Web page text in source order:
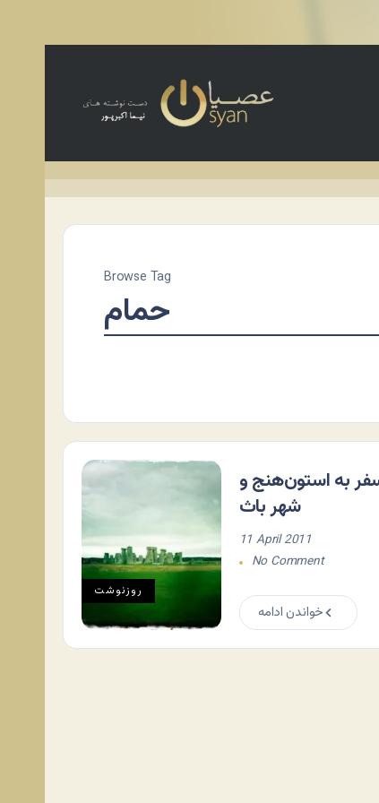
Browse Tag
حمام
روزنوشت
به استون‌هنج و
شهر باث
11 April 2011
No Comment
خواندن ادامه